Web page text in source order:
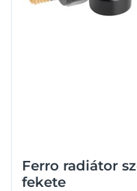
Ferro radiátor
fekete